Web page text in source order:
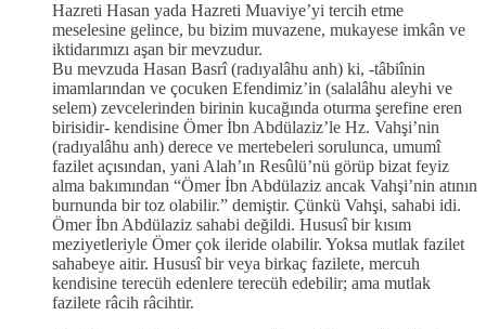
Hazreti Hasan yada Hazreti Muaviye’yi tercih etme
meselesine gelince, bu bizim muvazene, mukayese imkân ve
iktidarımızı aşan bir mevzudur.
Bu mevzuda Hasan Basrî (radıyalâhu anh) ki, -tâbiînin
imamlarından ve çocuken Efendimiz’in (salalâhu aleyhi ve
selem) zevcelerinden birinin kucağında oturma şerefine eren
birisidir- kendisine Ömer İbn Abdülaziz’le Hz. Vahşi’nin
(radıyalâhu anh) derece ve mertebeleri sorulunca, umumî
fazilet açısından, yani Alah’ın Resûlü’nü görüp bizat feyiz
alma bakımından “Ömer İbn Abdülaziz ancak Vahşi’nin atının
burnunda bir toz olabilir.” demiştir. Çünkü Vahşi, sahabi idi.
Ömer İbn Abdülaziz sahabi değildi. Hususî bir kısım
meziyetleriyle Ömer çok ileride olabilir. Yoksa mutlak fazilet
sahabeye aitir. Hususî bir veya birkaç fazilete, mercuh
kendisine terecüh edenlere terecüh edebilir; ama mutlak
fazilete râcih râcihtir.